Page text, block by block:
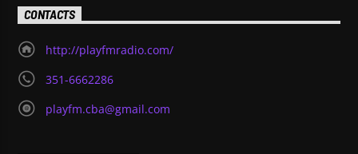
CONTACTS
http://playfmradio.com/
351-6662286
playfm.cba@gmail.com